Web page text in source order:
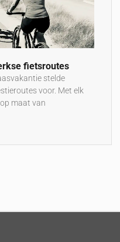
fietsroutes
stelde
voor. Met elk
maat van